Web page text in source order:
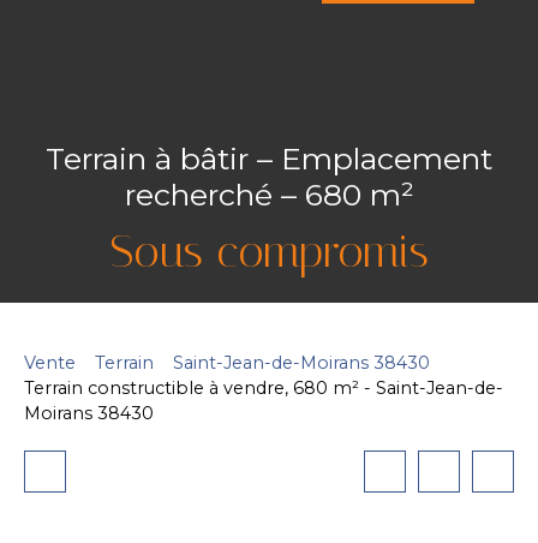
Terrain à bâtir – Emplacement
recherché – 680 m²
Sous compromis
Vente Terrain
Saint-Jean-de-Moirans 38430
Terrain constructible à vendre, 680 m² - Saint-Jean-de-
Moirans 38430